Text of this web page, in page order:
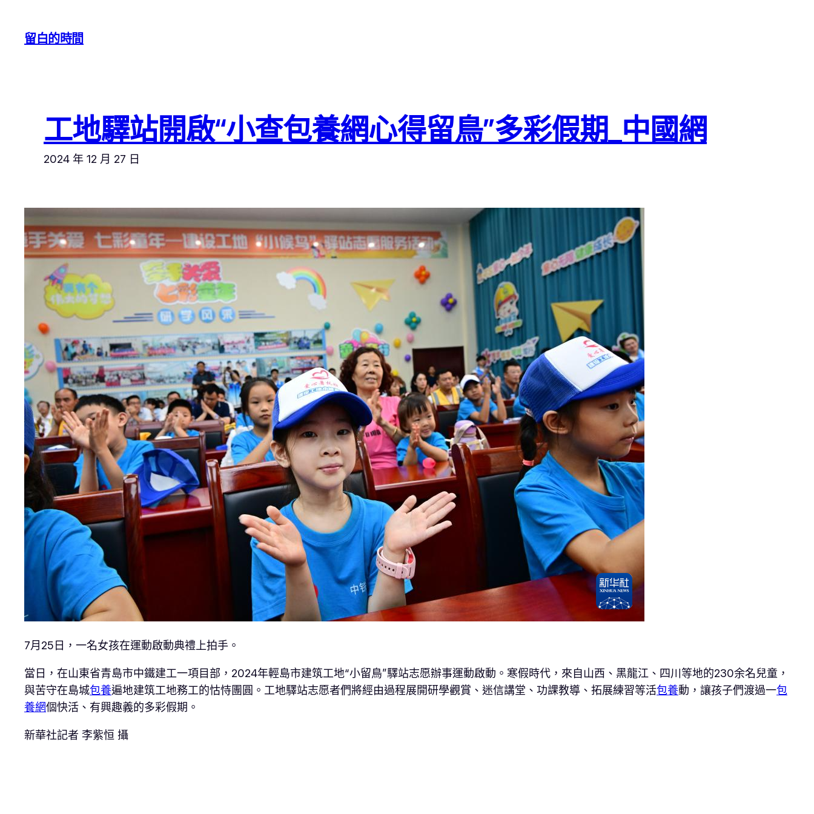
留白的時間
工地驛站開啟“小查包養網心得留鳥”多彩假期_中國網
2024 年 12 月 27 日
7月25日，一名女孩在運動啟動典禮上拍手。
當日，在山東省青島市中鐵建工一項目部，2024年輕島市建筑工地“小留鳥”驛站志愿辦事運動啟動。寒假時代，來自山西、黑龍江、四川等地的230余名兒童，
與苦守在島城包養遍地建筑工地務工的怙恃團圓。工地驛站志愿者們將經由過程展開研學觀賞、迷信講堂、功課教導、拓展練習等活包養動，讓孩子們渡過一包
養網個快活、有興趣義的多彩假期。
新華社記者 李紫恒 攝